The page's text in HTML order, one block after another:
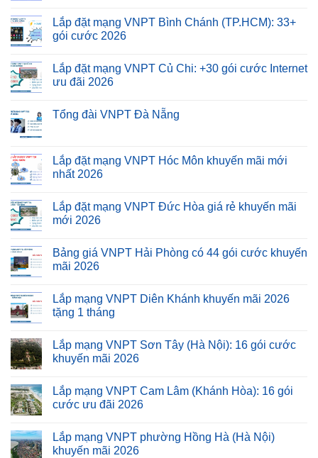
Lắp đặt mạng VNPT Bình Chánh (TP.HCM): 33+
gói cước 2026
Lắp đặt mạng VNPT Củ Chi: +30 gói cước Internet
ưu đãi 2026
Tổng đài VNPT Đà Nẵng
Lắp đặt mạng VNPT Hóc Môn khuyến mãi mới
nhất 2026
Lắp đặt mạng VNPT Đức Hòa giá rẻ khuyến mãi
mới 2026
Bảng giá VNPT Hải Phòng có 44 gói cước khuyến
mãi 2026
Lắp mạng VNPT Diên Khánh khuyến mãi 2026
tặng 1 tháng
Lắp mạng VNPT Sơn Tây (Hà Nội): 16 gói cước
khuyến mãi 2026
Lắp mạng VNPT Cam Lâm (Khánh Hòa): 16 gói
cước ưu đãi 2026
Lắp mạng VNPT phường Hồng Hà (Hà Nội)
khuyến mãi 2026